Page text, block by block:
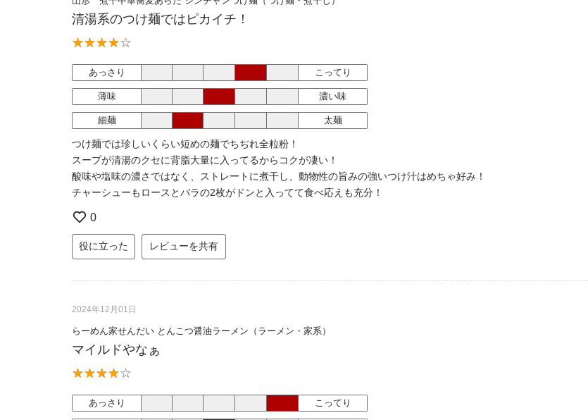
清湯系のつけ麺ではピカイチ！
あっさり こってり
薄味 濃い味
細麺 太麺
つけ麺では珍しいくらい短めの麺でちぢれ全粒粉！
スープが清湯のクセに背脂大量に入ってるからコクが凄い！
酸味や塩味の濃さではなく、ストレートに煮干し、動物性の旨みの強いつけ汁はめちゃ好み！
チャーシューもロースとバラの2枚がドンと入ってて食べ応えも充分！
0
役に立った レビューを共有
2024年12月01日
らーめん家せんだい とんこつ醤油ラーメン（ラーメン・家系）
マイルドやなぁ
あっさり こってり